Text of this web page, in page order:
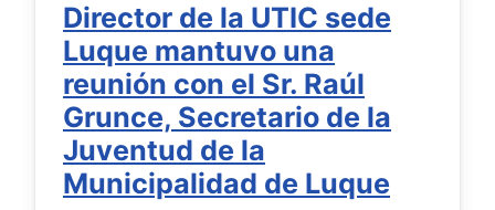
Director de la UTIC sede
Luque mantuvo una
reunión con el Sr. Raúl
Grunce, Secretario de la
Juventud de la
Municipalidad de Luque